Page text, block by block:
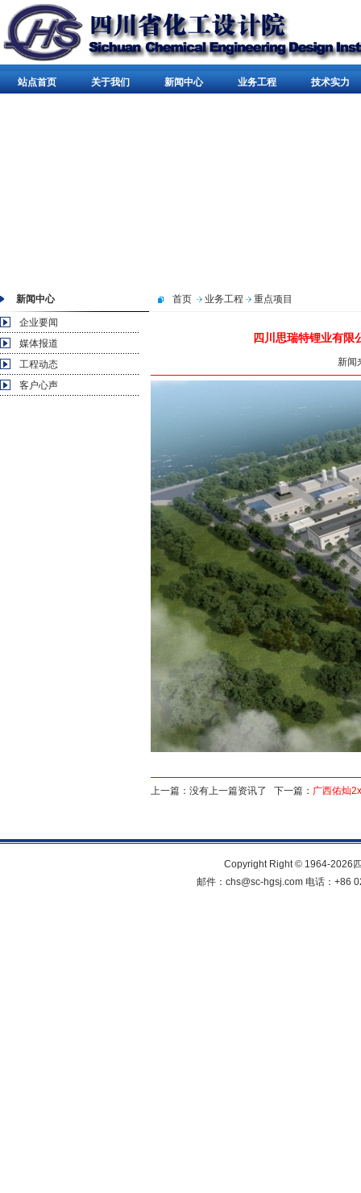
站点首页 关于我们 新闻中心 业务工程 技术实力
新闻中心
企业要闻
媒体报道
工程动态
客户心声
首页 业务工程 重点项目
四川思瑞特锂业有
新
上一篇：没有上一篇资讯了 下一篇： 广西佑灿
Copyright Right © 1964-2026
邮件：chs@sc-hgsj.com 电话：